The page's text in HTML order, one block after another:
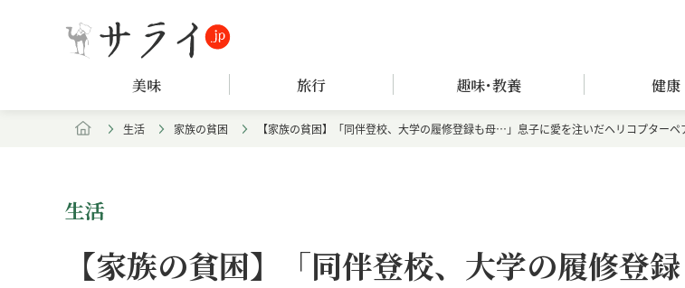
美味 旅行 趣味･教養 健康
生活 家族の貧困 【家族の貧困】「同伴登校、大学の履修登録も母…」息子に愛を注いだヘリコプター
生活
【家族の貧困】「同伴登校、大学の履修登